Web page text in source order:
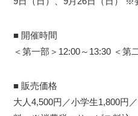
■ 開催時間
＜第一部＞12:00～13:30 ＜第
■ 販売価格
大人4,500円／小学生1,800円